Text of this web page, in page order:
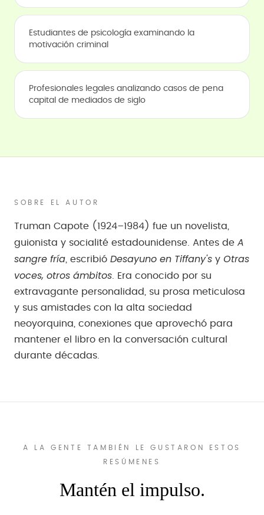
Estudiantes de psicología examinando la
motivación criminal
Profesionales legales analizando casos de pena
capital de mediados de siglo
SOBRE EL AUTOR
Truman Capote (1924–1984) fue un novelista,
guionista y socialité estadounidense. Antes de A
sangre fría , escribió Desayuno en Tiffany's y Otras
voces, otros ámbitos . Era conocido por su
extravagante personalidad, su prosa meticulosa
y sus amistades con la alta sociedad
neoyorquina, conexiones que aprovechó para
mantener el libro en la conversación cultural
durante décadas.
A LA GENTE TAMBIÉN LE GUSTARON ESTOS
RESÚMENES
Mantén el impulso.